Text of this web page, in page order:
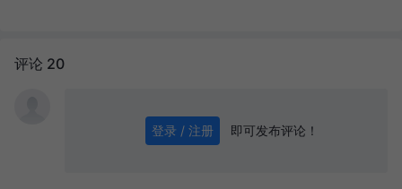
评论 20
登录 / 注册 即可发布评论！